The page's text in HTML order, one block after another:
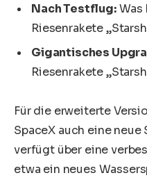
Nach Testflug:Was
Riesenrakete
Gigantisches
Riesenrakete
Für die erweiterte
SpaceX auch eine
verfügt über eine
etwa ein neues